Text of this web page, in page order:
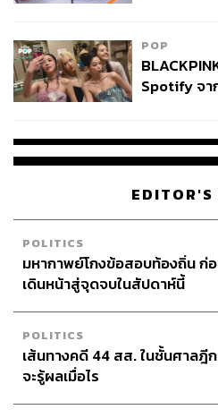
POP
Spotify จา
EDITOR'S
POLITICS
มหากาพย์โกงข้อสอบท้องถิ่น ก่
เดินหน้าสู่จุดจบในสัปดาห์นี้
POLITICS
เส้นทางคดี 44 สส. ในชั้นศาลฎี
จะรู้ผลเมื่อไร